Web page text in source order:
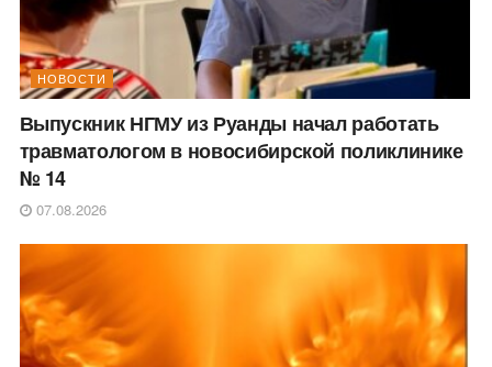
НОВОСТИ
Выпускник НГМУ из Руанды начал работать
травматологом в новосибирской поликлинике
№ 14
07.08.2026